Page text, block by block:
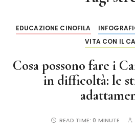
EDUCAZIONE CINOFILA
VITA CON IL
Cosa possono fare i
in difficoltà: le
READ TIME: 0 MINUTE